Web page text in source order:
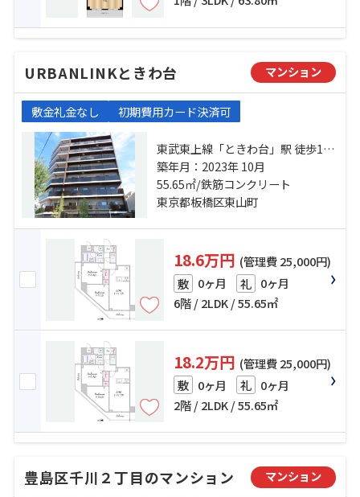
URBANLINKときわ台 マンション
敷金礼金なし 初期費用カード決済可
東武東上線「ときわ台」駅 徒歩12
分 東武東上線「中板橋」駅 徒歩14
分 有楽町線「小竹向原」駅 徒歩18
分
築年月：2023年 10月
55.65㎡/鉄筋コンクリート
東京都板橋区東山町
18.6万円 (管理費 25,000円)
敷 0ヶ月 礼 0ヶ月
6階 / 2LDK / 55.65㎡
18.2万円 (管理費 25,000円)
敷 0ヶ月 礼 0ヶ月
2階 / 2LDK / 55.65㎡
豊島区千川２丁目のマンション マンション